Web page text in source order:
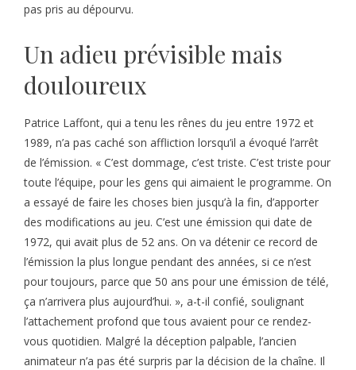
pas pris au dépourvu.
Un adieu prévisible mais
douloureux
Patrice Laffont, qui a tenu les rênes du jeu entre 1972 et
1989, n’a pas caché son affliction lorsqu’il a évoqué l’arrêt
de l’émission. « C’est dommage, c’est triste. C’est triste pour
toute l’équipe, pour les gens qui aimaient le programme. On
a essayé de faire les choses bien jusqu’à la fin, d’apporter
des modifications au jeu. C’est une émission qui date de
1972, qui avait plus de 52 ans. On va détenir ce record de
l’émission la plus longue pendant des années, si ce n’est
pour toujours, parce que 50 ans pour une émission de télé,
ça n’arrivera plus aujourd’hui. », a-t-il confié, soulignant
l’attachement profond que tous avaient pour ce rendez-
vous quotidien. Malgré la déception palpable, l’ancien
animateur n’a pas été surpris par la décision de la chaîne. Il